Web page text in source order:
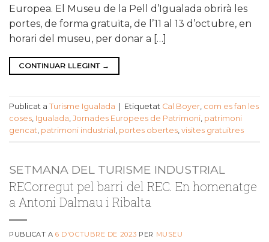
Europea. El Museu de la Pell d’Igualada obrirà les
portes, de forma gratuïta, de l’11 al 13 d’octubre, en
horari del museu, per donar a […]
CONTINUAR LLEGINT →
Publicat a Turisme Igualada Etiquetat Cal Boyer, com es fan les
coses, Igualada, Jornades Europees de Patrimoni, patrimoni
gencat, patrimoni industrial , portes obertes, visites gratuïtres
SETMANA DEL TURISME INDUSTRIAL
RECorregut pel barri del REC. En homenatge
a Antoni Dalmau i Ribalta
PUBLICAT A6 D'OCTUBRE DE 2023 PER MUSEU